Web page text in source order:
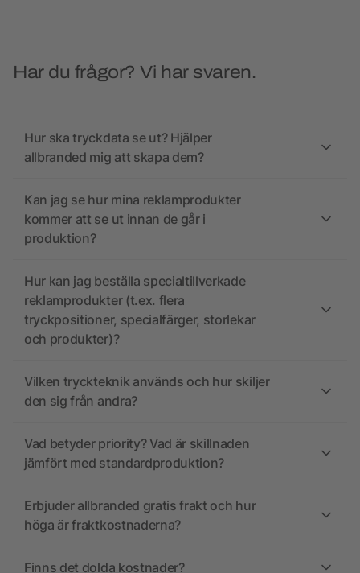
Har du frågor? Vi har svaren.
Hur ska tryckdata se ut? Hjälper
allbranded mig att skapa dem?
Kan jag se hur mina reklamprodukter
kommer att se ut innan de går i
produktion?
Hur kan jag beställa specialtillverkade
reklamprodukter (t.ex. flera
tryckpositioner, specialfärger, storlekar
och produkter)?
Vilken tryckteknik används och hur skiljer
den sig från andra?
Vad betyder priority? Vad är skillnaden
jämfört med standardproduktion?
Erbjuder allbranded gratis frakt och hur
höga är fraktkostnaderna?
Finns det dolda kostnader?